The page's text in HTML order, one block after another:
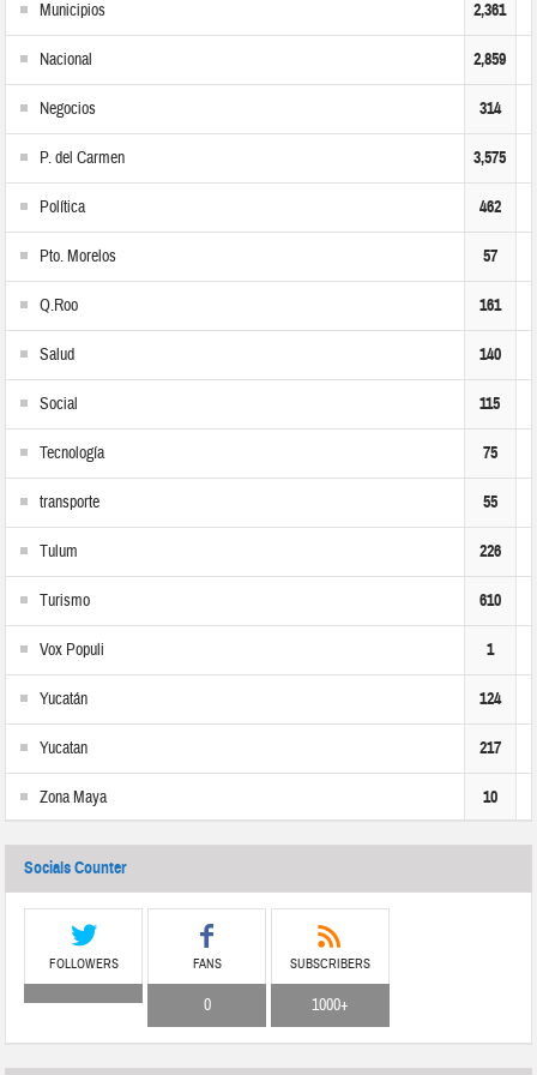
Municipios 2,361
Nacional 2,859
Negocios 314
P. del Carmen 3,575
Política 462
Pto. Morelos 57
Q.Roo 161
Salud 140
Social 115
Tecnología 75
transporte 55
Tulum 226
Turismo 610
Vox Populi 1
Yucatán 124
Yucatan 217
Zona Maya 10
Socials Counter
FOLLOWERS FANS
0
SUBSCRIBERS
1000+